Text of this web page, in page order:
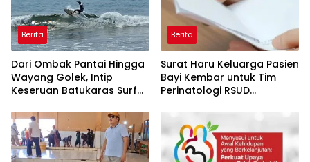
Berita
Dari Ombak Pantai Hingga
Wayang Golek, Intip
Keseruan Batukaras Surf
Berita
Surat Haru Keluarga Pasien
Bayi Kembar untuk Tim
Perinatologi RSUD
Ibu Kedua